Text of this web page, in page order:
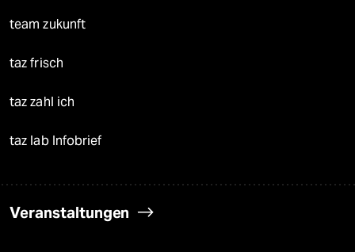
team zukunft
taz frisch
taz zahl ich
taz lab Infobrief
Veranstaltungen